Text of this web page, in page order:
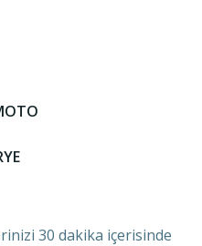
30 dakika içerisinde